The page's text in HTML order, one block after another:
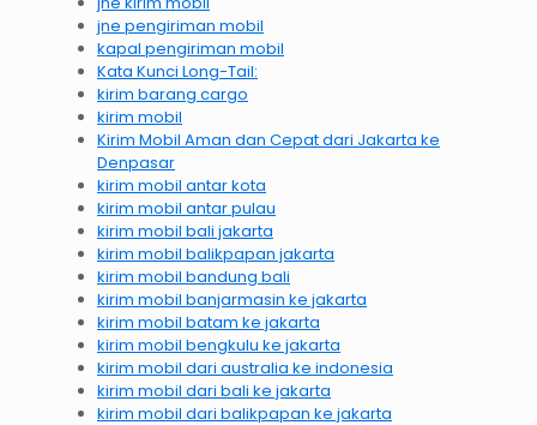
jne pengiriman mobil
kapal pengiriman mobil
Kata Kunci Long-Tail:
kirim barang cargo
kirim mobil
Kirim Mobil Aman dan Cepat dari Jakarta ke
Denpasar
kirim mobil antar kota
kirim mobil antar pulau
kirim mobil bali jakarta
kirim mobil balikpapan jakarta
kirim mobil bandung bali
kirim mobil banjarmasin ke jakarta
kirim mobil batam ke jakarta
kirim mobil bengkulu ke jakarta
kirim mobil dari australia ke indonesia
kirim mobil dari bali ke jakarta
kirim mobil dari balikpapan ke jakarta